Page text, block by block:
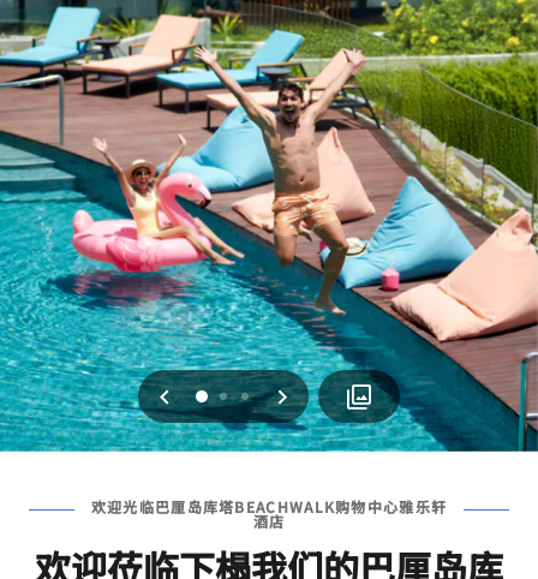
上一页
012 下一页
欢迎光临巴厘岛库塔BEACHWALK购物中心雅乐轩
酒店
欢迎莅临下榻我们的巴厘岛库